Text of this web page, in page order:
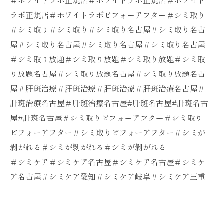
ラボ正規店＃ホワイトラボビフォーアフター＃シミ取り
＃シミ取り＃シミ取り＃シミ取り名古屋＃シミ取り名古
屋＃シミ取り名古屋＃シミ取り名古屋＃シミ取り名古屋
＃シミ取り放題＃シミ取り放題＃シミ取り放題＃シミ取
り放題名古屋＃シミ取り放題名古屋＃シミ取り放題名古
屋＃肝斑治療＃肝斑治療＃肝斑治療＃肝斑治療名古屋＃
肝斑治療名古屋＃肝斑治療名古屋#肝斑名古屋#肝斑名古
屋#肝斑名古屋＃シミ取りビフォーアフター＃シミ取り
ビフォーアフター＃シミ取りビフォーアフター＃シミが
剥がれる＃シミが剝がれる＃シミが剝がれる
＃シミケア＃シミケア名古屋＃シミケア名古屋＃シミケ
ア名古屋＃シミケア愛知＃シミケア岐阜＃シミケア三重